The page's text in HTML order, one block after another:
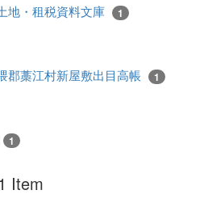
地・租税資料文庫 1
郡藁江村新屋敷出目高帳 1
1
Item